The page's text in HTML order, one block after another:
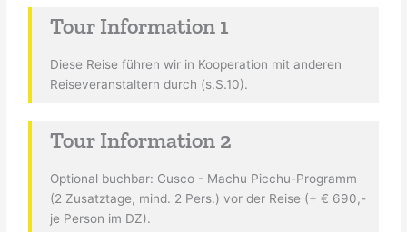
Tour Information 1
Diese Reise führen wir in Kooperation mit anderen
Reiseveranstaltern durch (s.S.10).
Tour Information 2
Optional buchbar: Cusco - Machu Picchu-Programm
(2 Zusatztage, mind. 2 Pers.) vor der Reise (+ € 690,-
je Person im DZ).